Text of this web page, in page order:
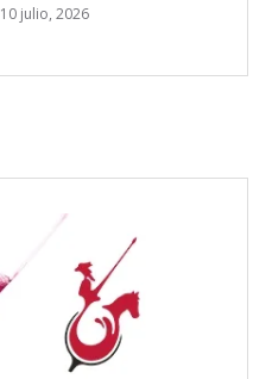
10 julio, 2026